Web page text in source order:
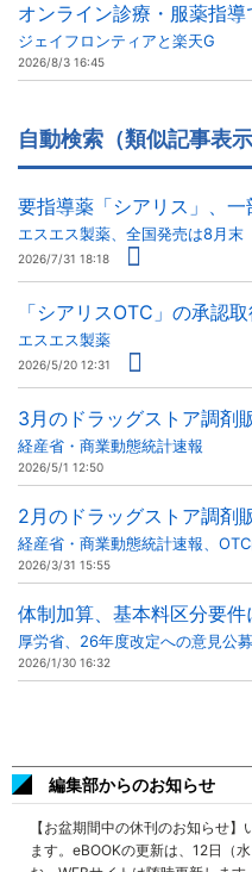
オンライン診療・服薬指導
ジェイフロンティアと楽天G
2026/8/3 16:45
自動検索（類似記事表示
要指導薬「シアリス」、
エスエス製薬、全国発売は8月末
2026/7/31 18:18
「シアリスOTC」の承認
エスエス製薬
2026/5/20 12:31
3月のドラッグストア調剤
経産省・商業動態統計速報
2026/5/1 12:50
2月のドラッグストア調剤
経産省・商業動態統計速報、
2026/3/31 15:55
体制加算、基本料区分要
厚労省、26年度改定への意見公募
2026/1/30 16:32
編集部からのお知らせ
【お盆期間中の休刊のお知らせ
ます。eBOOKの更新は、12日（